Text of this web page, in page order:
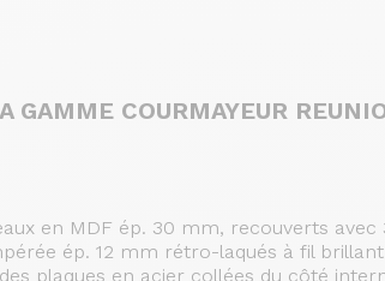
COURMAYEUR
en MDF ép. 30 mm, recouverts
ép. 12 mm rétro-laqués à fil
plaques en acier collées du côté